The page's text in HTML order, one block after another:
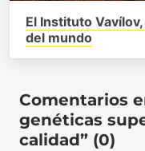
El Instituto
del mundo
Comentarios
genéticas
calidad” (0)